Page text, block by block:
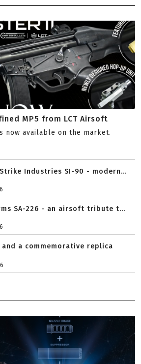
MP5 from LCT Airsoft
now available on the market.
Industries SI-90 - modern...
SA-226 - an airsoft tribute t...
and a commemorative replica